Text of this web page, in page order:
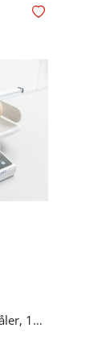
Spedbarnsvekt med lengdemåler, 15 kg, medisinsk godkjent
Legg i ønskelisten